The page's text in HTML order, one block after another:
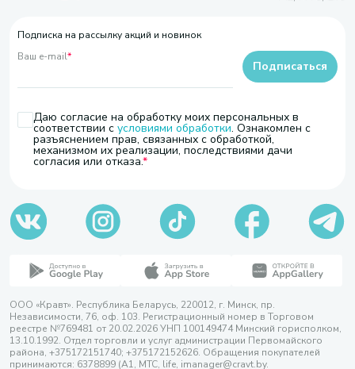
Подписка на рассылку акций и новинок
Ваш e-mail*
Даю согласие на обработку моих персональных в
соответствии с условиями обработки. Ознакомлен с
разъяснением прав, связанных с обработкой,
механизмом их реализации, последствиями дачи
согласия или отказа.
Подписаться
ООО «Кравт». Республика Беларусь, 220012, г. Минск, пр.
Независимости, 76, оф. 103. Регистрационный номер в Торговом
реестре №769481 от 20.02.2026 УНП 100149474 Минский горисполком,
13.10.1992. Отдел торговли и услуг администрации Первомайского
района, +375172151740; +375172152626. Обращения покупателей
принимаются: 6378899 (А1, МТС, life, imanager@cravt.by.